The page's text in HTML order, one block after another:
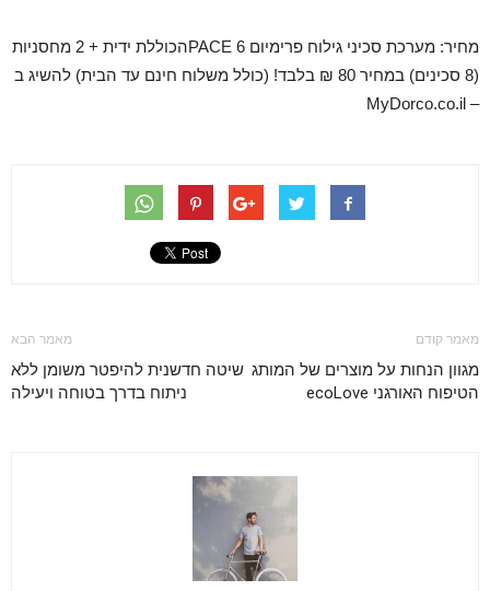
מחיר: מערכת סכיני גילוח פרימיום 6 PACEהכוללת ידית + 2 מחסניות
(8 סכינים) במחיר 80 ₪ בלבד! (כולל משלוח חינם עד הבית) להשיג ב
– MyDorco.co.il
מאמר קודם
מגוון הנחות על מוצרים של המותג
הטיפוח האורגני ecoLove
מאמר הבא
שיטה חדשנית להיפטר משומן ללא
ניתוח בדרך בטוחה ויעילה